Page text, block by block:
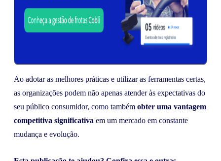
Ao adotar as melhores práticas e utilizar as ferramentas certas,
as organizações podem não apenas atender às expectativas do
seu público consumidor, como também obter uma vantagem
competitiva significativa em um mercado em constante
mudança e evolução.